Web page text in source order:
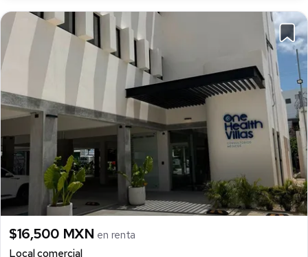
$16,500 MXN en renta
Local comercial